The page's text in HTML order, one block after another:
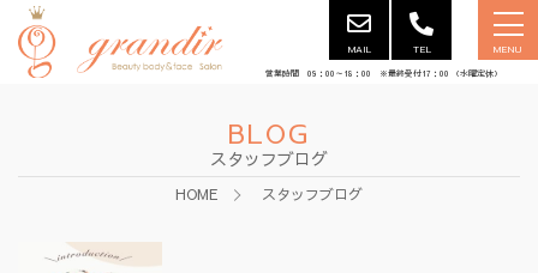
MAIL TEL MENU
営業時間 09：00～18：00 ※最終受付17：00 （水曜定休）
BLOG
スタッフブログ
HOME スタッフブログ